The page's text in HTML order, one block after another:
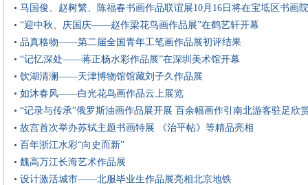
• 马国俊、赵树繁、陈福春书画作品联谊展10月16日将在宝坻区书画
• “迎中秋、庆国庆——赵作梁花鸟画作品展”在鹤艺轩开幕
• 品真格物——第二届全国青年工笔画作品展初评结果
• “记忆深处——蒋正杨水彩作品展”在深圳美术馆开幕
• 饮湖清澜——天津博物馆馆藏刘子久作品展
• 如沐春风——白光花鸟画作品云上展览
• “记录与传承”俄罗斯油画作品展开展 百余幅画作引南北游客驻足欣
• 故宫首次举办苏轼主题书画特展 《治平帖》等精品亮相
• 百年浙江水彩“向史而新”
• 魏高万江长海艺术作品展
• 设计激活城市——北服毕业生作品展亮相北京地铁